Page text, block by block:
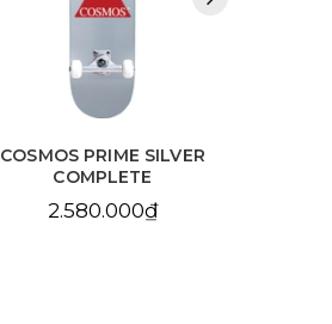
COSMOS PRIME SILVER
COMPLETE
2.580.000₫